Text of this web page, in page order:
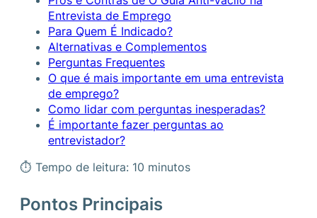
Entrevista de Emprego
Para Quem É Indicado?
Alternativas e Complementos
Perguntas Frequentes
O que é mais importante em uma entrevista
de emprego?
Como lidar com perguntas inesperadas?
É importante fazer perguntas ao
entrevistador?
⏱ Tempo de leitura: 10 minutos
Pontos Principais